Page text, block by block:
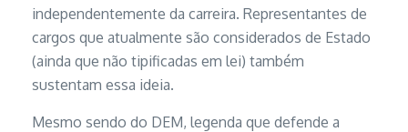
independentemente da carreira. Representantes de
cargos que atualmente são considerados de Estado
(ainda que não tipificadas em lei) também
sustentam essa ideia.
Mesmo sendo do DEM, legenda que defende a